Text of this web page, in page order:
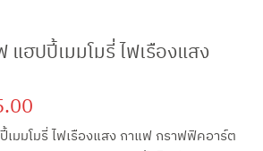
แฮปปี้เมมโมรี่ ไฟเรืองแสง
Current
price
เมมโมรี่ ไฟเรืองแสง กาแฟ กราฟฟิคอาร์ต